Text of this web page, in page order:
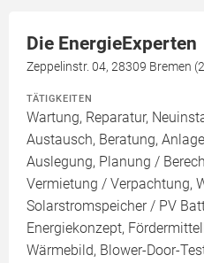
Die EnergieExperten
Zeppelinstr. 04, 28309 Bremen
TÄTIGKEITEN
Wartung, Reparatur,
Austausch, Beratung,
Auslegung, Planung /
Vermietung / Verpachtung,
Solarstromspeicher / PV
Energiekonzept,
Wärmebild, Blower-Door-